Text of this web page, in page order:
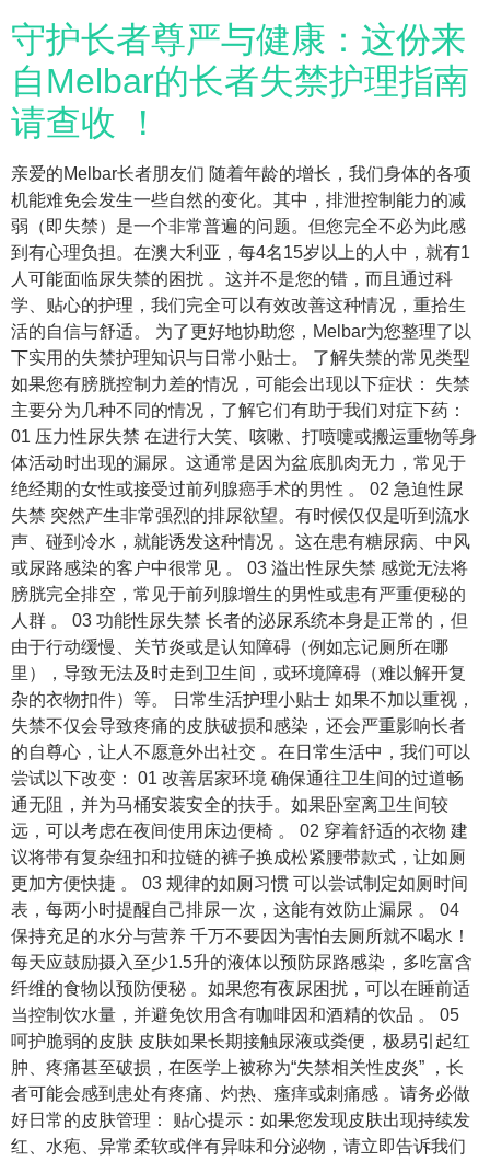
守护长者尊严与健康：这份来
自Melbar的长者失禁护理指南
请查收 ！
亲爱的Melbar长者朋友们 随着年龄的增长，我们身体的各项
机能难免会发生一些自然的变化。其中，排泄控制能力的减
弱（即失禁）是一个非常普遍的问题。但您完全不必为此感
到有心理负担。在澳大利亚，每4名15岁以上的人中，就有1
人可能面临尿失禁的困扰 。这并不是您的错，而且通过科
学、贴心的护理，我们完全可以有效改善这种情况，重拾生
活的自信与舒适。 为了更好地协助您，Melbar为您整理了以
下实用的失禁护理知识与日常小贴士。 了解失禁的常见类型
如果您有膀胱控制力差的情况，可能会出现以下症状： 失禁
主要分为几种不同的情况，了解它们有助于我们对症下药：
01 压力性尿失禁 在进行大笑、咳嗽、打喷嚏或搬运重物等身
体活动时出现的漏尿。这通常是因为盆底肌肉无力，常见于
绝经期的女性或接受过前列腺癌手术的男性 。 02 急迫性尿
失禁 突然产生非常强烈的排尿欲望。有时候仅仅是听到流水
声、碰到冷水，就能诱发这种情况 。这在患有糖尿病、中风
或尿路感染的客户中很常见 。 03 溢出性尿失禁 感觉无法将
膀胱完全排空，常见于前列腺增生的男性或患有严重便秘的
人群 。 03 功能性尿失禁 长者的泌尿系统本身是正常的，但
由于行动缓慢、关节炎或是认知障碍（例如忘记厕所在哪
里），导致无法及时走到卫生间，或环境障碍（难以解开复
杂的衣物扣件）等。 日常生活护理小贴士 如果不加以重视，
失禁不仅会导致疼痛的皮肤破损和感染，还会严重影响长者
的自尊心，让人不愿意外出社交 。在日常生活中，我们可以
尝试以下改变： 01 改善居家环境 确保通往卫生间的过道畅
通无阻，并为马桶安装安全的扶手。如果卧室离卫生间较
远，可以考虑在夜间使用床边便椅 。 02 穿着舒适的衣物 建
议将带有复杂纽扣和拉链的裤子换成松紧腰带款式，让如厕
更加方便快捷 。 03 规律的如厕习惯 可以尝试制定如厕时间
表，每两小时提醒自己排尿一次，这能有效防止漏尿 。 04
保持充足的水分与营养 千万不要因为害怕去厕所就不喝水！
每天应鼓励摄入至少1.5升的液体以预防尿路感染，多吃富含
纤维的食物以预防便秘 。如果您有夜尿困扰，可以在睡前适
当控制饮水量，并避免饮用含有咖啡因和酒精的饮品 。 05
呵护脆弱的皮肤 皮肤如果长期接触尿液或粪便，极易引起红
肿、疼痛甚至破损，在医学上被称为“失禁相关性皮炎” ，长
者可能会感到患处有疼痛、灼热、瘙痒或刺痛感 。请务必做
好日常的皮肤管理： 贴心提示：如果您发现皮肤出现持续发
红、水疱、异常柔软或伴有异味和分泌物，请立即告诉我们